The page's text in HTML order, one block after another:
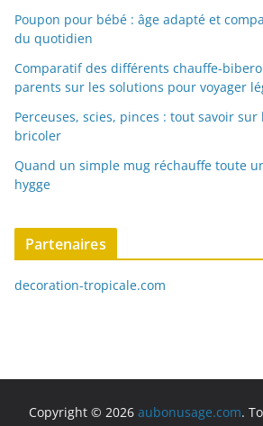
Poupon pour bébé : âge adapté et
du quotidien
Comparatif des différents chauffe-
parents sur les solutions pour voyager
Perceuses, scies, pinces : tout savoir
bricoler
Quand un simple mug réchauffe toute
hygge
Partenaires
decoration-tropicale.com
Copyright © 2026 aubonusage.com.